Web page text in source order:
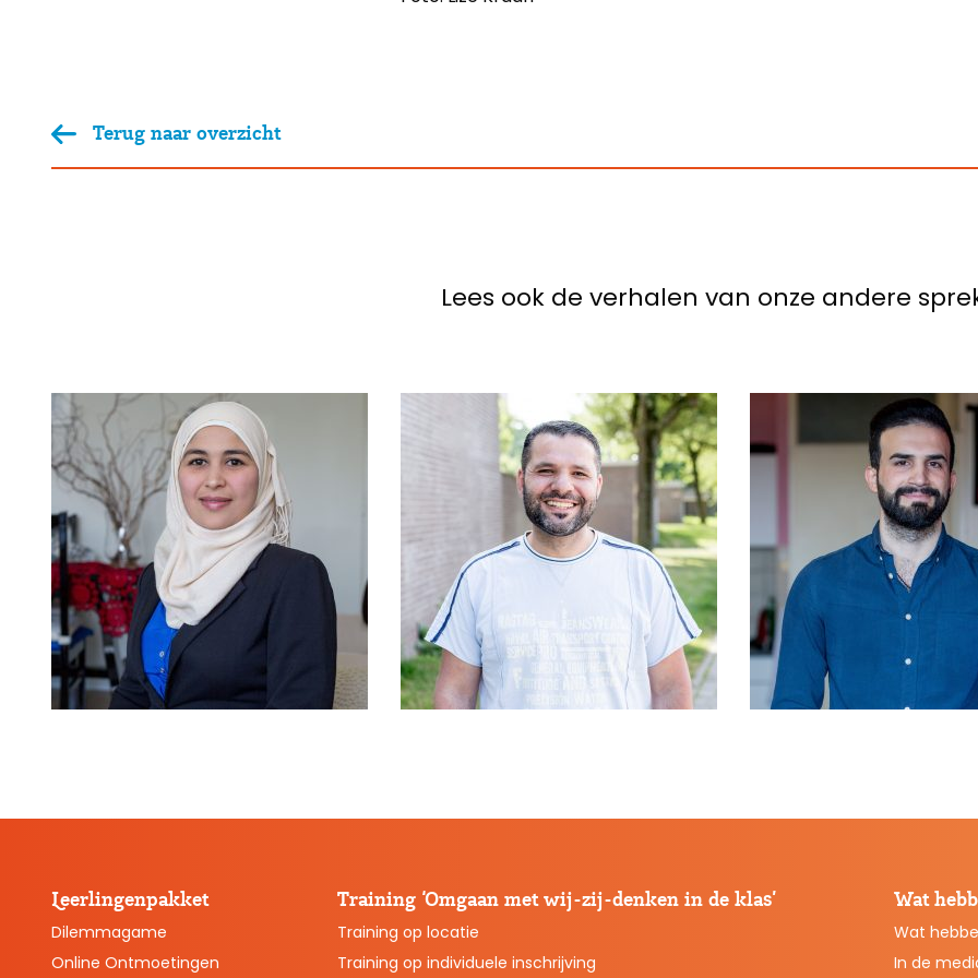
Terug naar overzicht
Lees ook de verhalen van onze andere
Leerlingenpakket
Dilemmagame
Online Ontmoetingen
Training ‘Omgaan met wij-zij-denken in de klas’
Training op locatie
Training op individuele inschrijving
Wat
Wat
In de